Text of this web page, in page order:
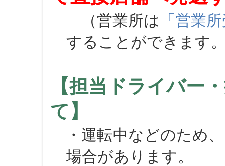
（営業所は 「営業
することができます
【担当ドライバー
て】
・運転中などのため
場合があります。